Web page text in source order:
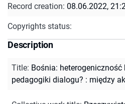
Record creation: 08.06.2022,
Copyrights status:
Description
Title: Bośnia:
pedagogiki dialogu? : między